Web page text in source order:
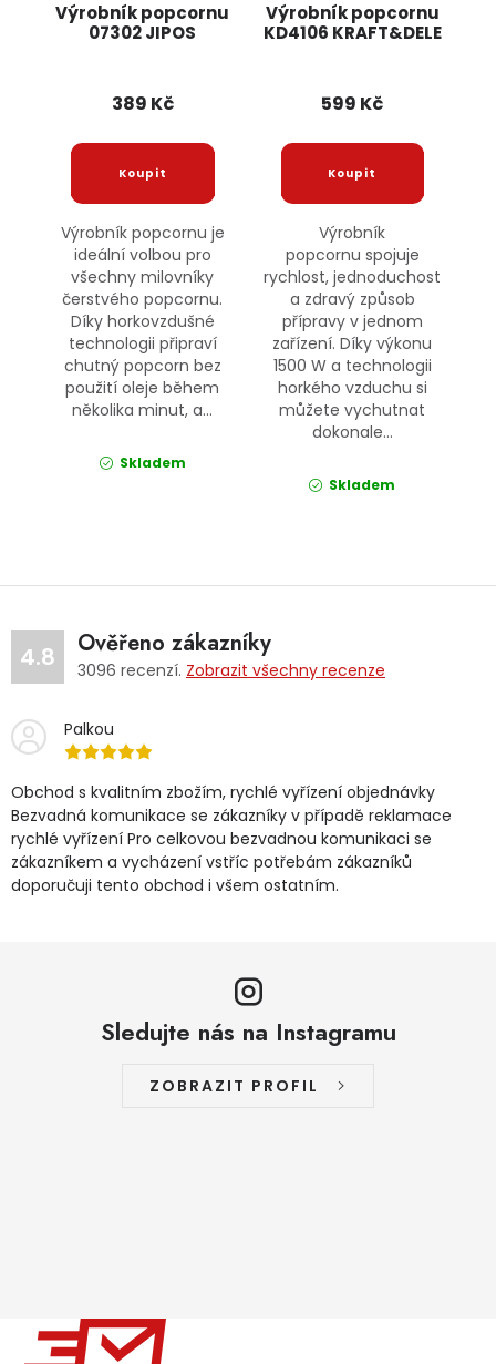
Výrobník popcornu
07302 JIPOS
389 Kč
Výrobník popcornu je
ideální volbou pro
všechny milovníky
čerstvého popcornu.
Díky horkovzdušné
technologii připraví
chutný popcorn bez
použití oleje během
několika minut, a...
Skladem
Výrobník popcornu
KD4106 KRAFT&DELE
599 Kč
Výrobník
popcornu spojuje
rychlost, jednoduchost
a zdravý způsob
přípravy v jednom
zařízení. Díky výkonu
1500 W a technologii
horkého vzduchu si
můžete vychutnat
dokonale...
Skladem
4.8 Ověřeno zákazníky
3096 recenzí. Zobrazit všechny recenze
Palkou
Obchod s kvalitním zbožím, rychlé vyřízení objednávky
Bezvadná komunikace se zákazníky v případě reklamace
rychlé vyřízení Pro celkovou bezvadnou komunikaci se
zákazníkem a vycházení vstříc potřebám zákazníků
doporučuji tento obchod i všem ostatním.
Sledujte nás na Instagramu
ZOBRAZIT PROFIL